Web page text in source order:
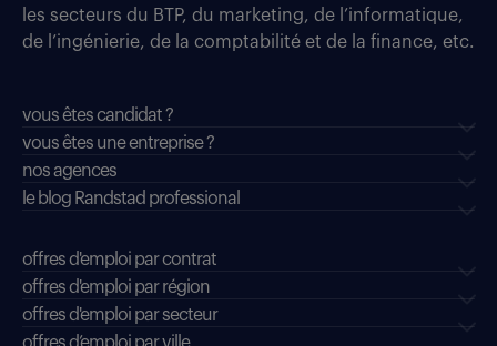
les secteurs du BTP, du marketing, de l’informatique,
de l’ingénierie, de la comptabilité et de la finance, etc.
vous êtes candidat ?
vous êtes une entreprise ?
nos agences
le blog Randstad professional
offres d'emploi par contrat
offres d'emploi par région
offres d'emploi par secteur